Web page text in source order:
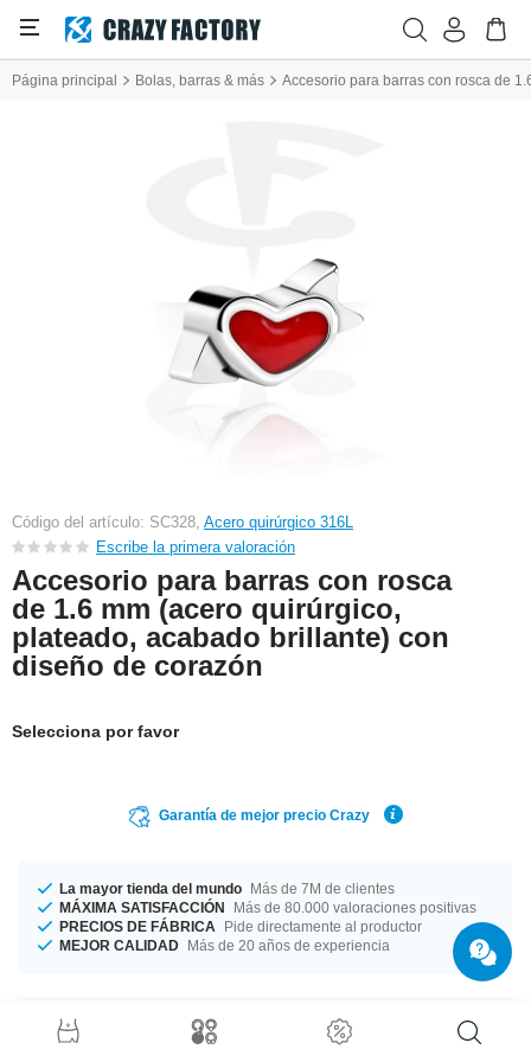
Página principal Bolas, barras & más Accesorio para barras con rosca de
Código del artículo: SC328, Acero quirúrgico 316L
Escribe la primera valoración
Accesorio para barras con rosca
de 1.6 mm (acero quirúrgico,
plateado, acabado brillante) con
diseño de corazón
Selecciona por favor
Garantía de mejor precio Crazy
La mayor tienda del mundo Más de 7M de clientes
MÁXIMA SATISFACCIÓN
Más de 80.000 valoraciones positivas
PRECIOS DE FÁBRICA
Pide directamente al productor
MEJOR CALIDAD Más de 20 años de experiencia